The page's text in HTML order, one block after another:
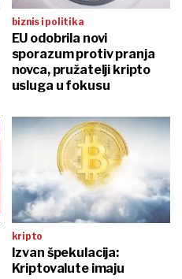
biznis i politika
EU odobrila novi
sporazum protiv pranja
novca, pružatelji kripto
usluga u fokusu
kripto
Izvan špekulacija:
Kriptovalute imaju